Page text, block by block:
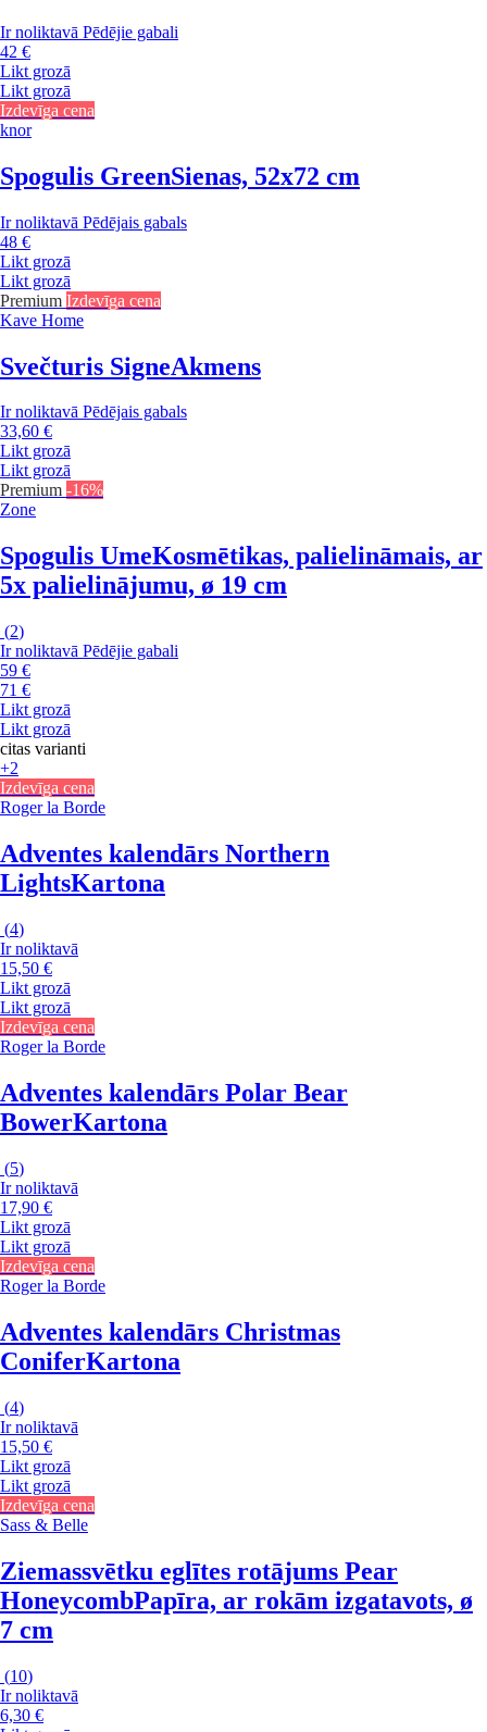
Ir noliktavā Pēdējie gabali
42 €
Likt grozā
Likt grozā
Izdevīga cena
knor
Spogulis GreenSienas, 52x72 cm
Ir noliktavā Pēdējais gabals
48 €
Likt grozā
Likt grozā
Premium Izdevīga cena
Kave Home
Svečturis SigneAkmens
Ir noliktavā Pēdējais gabals
33,60 €
Likt grozā
Likt grozā
Premium -16%
Zone
Spogulis UmeKosmētikas, palielināmais, ar
5x palielinājumu, ø 19 cm
(2)
Ir noliktavā Pēdējie gabali
59 €
71 €
Likt grozā
Likt grozā
citas varianti
+2
Izdevīga cena
Roger la Borde
Adventes kalendārs Northern
LightsKartona
(4)
Ir noliktavā
15,50 €
Likt grozā
Likt grozā
Izdevīga cena
Roger la Borde
Adventes kalendārs Polar Bear
BowerKartona
(5)
Ir noliktavā
17,90 €
Likt grozā
Likt grozā
Izdevīga cena
Roger la Borde
Adventes kalendārs Christmas
ConiferKartona
(4)
Ir noliktavā
15,50 €
Likt grozā
Likt grozā
Izdevīga cena
Sass & Belle
Ziemassvētku eglītes rotājums Pear
HoneycombPapīra, ar rokām izgatavots, ø
7 cm
(10)
Ir noliktavā
6,30 €